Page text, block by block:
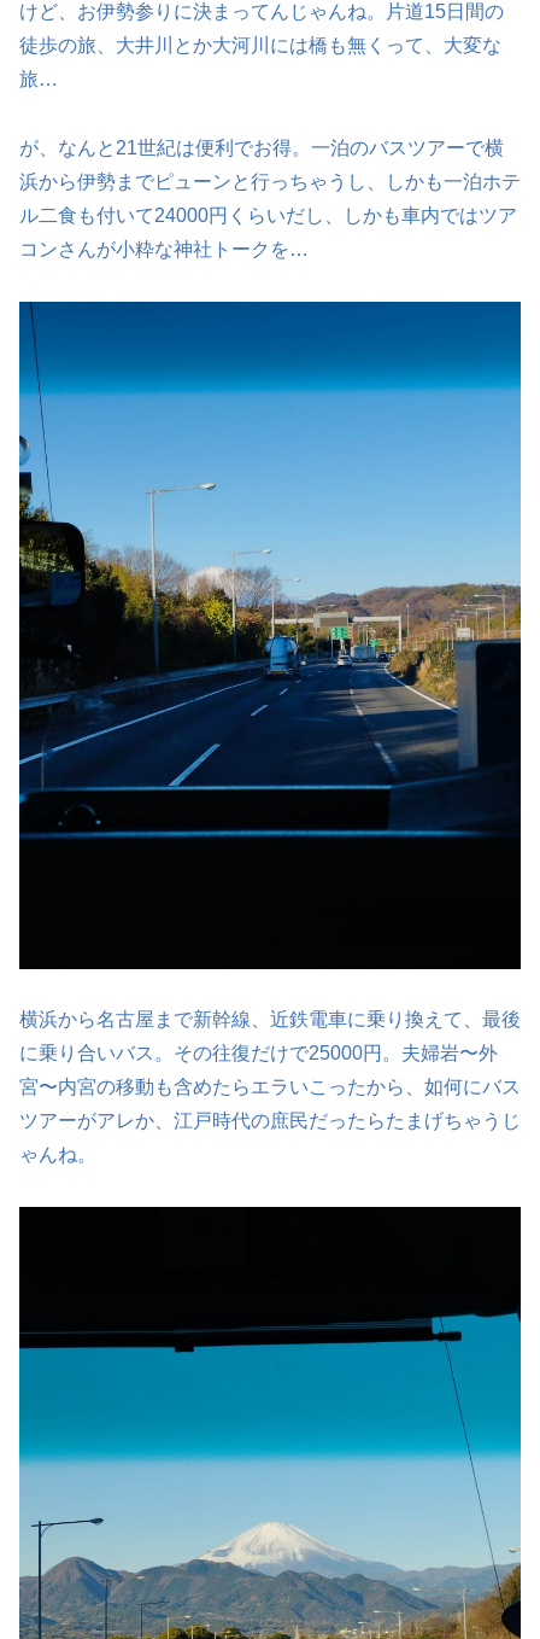
けど、お伊勢参りに決まってんじゃんね。片道15日間の
徒歩の旅、大井川とか大河川には橋も無くって、大変な
旅…
が、なんと21世紀は便利でお得。一泊のバスツアーで横
浜から伊勢までピューンと行っちゃうし、しかも一泊ホテ
ル二食も付いて24000円くらいだし、しかも車内ではツア
コンさんが小粋な神社トークを…
横浜から名古屋まで新幹線、近鉄電車に乗り換えて、最後
に乗り合いバス。その往復だけで25000円。夫婦岩〜外
宮〜内宮の移動も含めたらエラいこったから、如何にバス
ツアーがアレか、江戸時代の庶民だったらたまげちゃうじ
ゃんね。